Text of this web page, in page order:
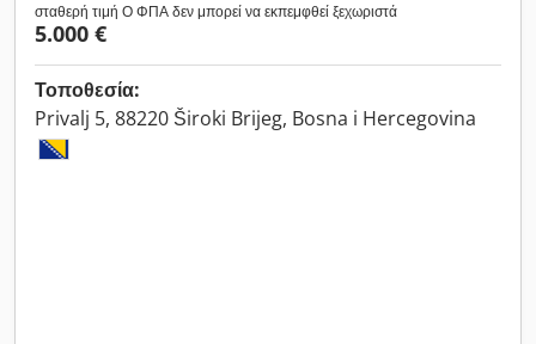
σταθερή τιμή Ο ΦΠΑ δεν μπορεί να εκπεμφθεί ξεχωριστά
5.000 €
Τοποθεσία:
Privalj 5, 88220 Široki Brijeg, Bosna i Hercegovina